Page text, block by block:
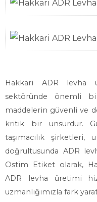
Hakkari ADR levha
sektöründe önemli
maddelerin güvenli ve
kritik bir unsurdur.
taşımacılık şirketleri,
doğrultusunda ADR
Ostim Etiket olarak,
ADR levha üretimi
uzmanlığımızla fark